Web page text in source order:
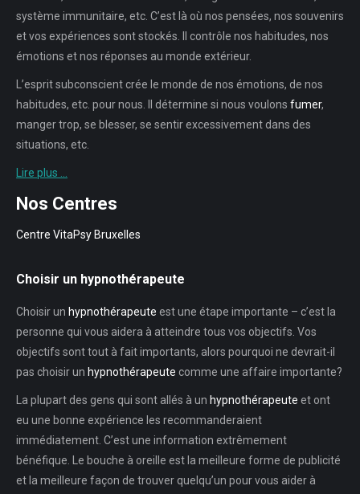
système immunitaire, etc. C’est là où nos pensées, nos souvenirs
et vos expériences sont stockés. Il contrôle nos habitudes, nos
émotions et nos réponses au monde extérieur.
L’esprit subconscient crée le monde de nos émotions, de nos
habitudes, etc. pour nous. Il détermine si nous voulons fumer,
manger trop, se blesser, se sentir excessivement dans des
situations, etc.
Lire plus …
Nos Centres
Centre VitaPsy Bruxelles
Choisir un hypnothérapeute
Choisir un hypnothérapeute est une étape importante – c’est la
personne qui vous aidera à atteindre tous vos objectifs. Vos
objectifs sont tout à fait importants, alors pourquoi ne devrait-il
pas choisir un hypnothérapeute comme une affaire importante?
La plupart des gens qui sont allés à un hypnothérapeute et ont
eu une bonne expérience les recommanderaient
immédiatement. C’est une information extrêmement
bénéfique. Le bouche à oreille est la meilleure forme de publicité
et la meilleure façon de trouver quelqu’un pour vous aider à